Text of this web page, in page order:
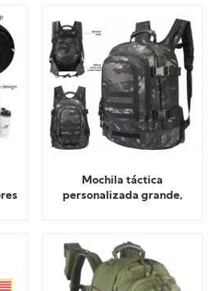
Mochila táctica
personalizada grande,